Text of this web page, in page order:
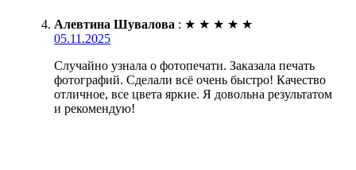
Алевтина Шувалова : ★ ★ ★ ★ ★
05.11.2025
Случайно узнала о фотопечати. Заказала печать
фотографий. Сделали всё очень быстро! Качество
отличное, все цвета яркие. Я довольна результатом
и рекомендую!